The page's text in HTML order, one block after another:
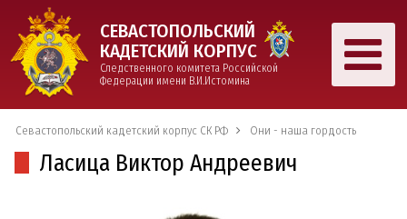
СЕВАСТОПОЛЬСКИЙ
КАДЕТСКИЙ КОРПУС
Следственного комитета Российской
Федерации имени В.И.Истомина
Севастопольский кадетский корпус СК РФ Они - наша гордость
Ласица Виктор Андреевич